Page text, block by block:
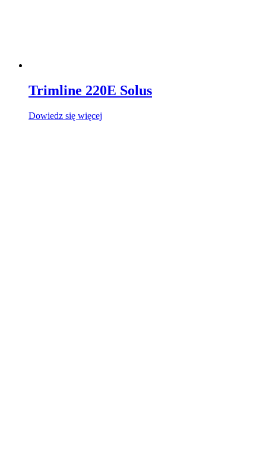
Trimline 220E Solus
Dowiedz się więcej